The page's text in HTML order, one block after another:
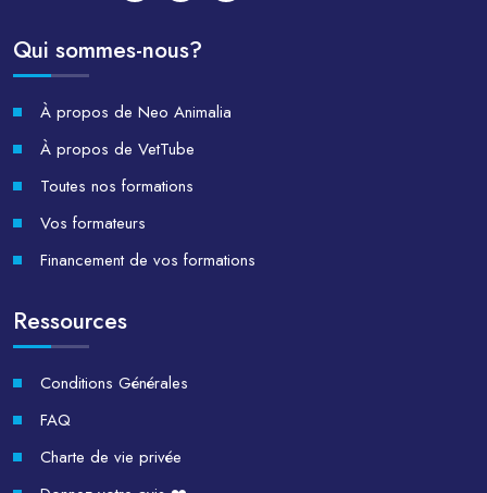
Qui sommes-nous?
À propos de Neo Animalia
À propos de VetTube
Toutes nos formations
Vos formateurs
Financement de vos formations
Ressources
Conditions Générales
FAQ
Charte de vie privée